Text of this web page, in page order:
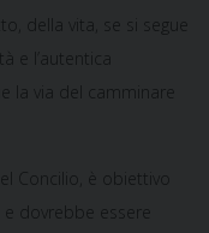
della vita, se si segue
e l’autentica
la via del camminare
Concilio, è obiettivo
dovrebbe essere